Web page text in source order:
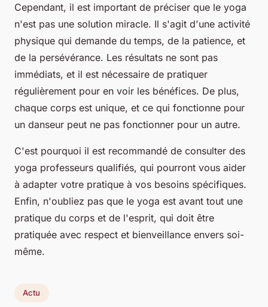
Cependant, il est important de préciser que le yoga
n'est pas une solution miracle. Il s'agit d'une activité
physique qui demande du temps, de la patience, et
de la persévérance. Les résultats ne sont pas
immédiats, et il est nécessaire de pratiquer
régulièrement pour en voir les bénéfices. De plus,
chaque corps est unique, et ce qui fonctionne pour
un danseur peut ne pas fonctionner pour un autre.
C'est pourquoi il est recommandé de consulter des
yoga professeurs qualifiés, qui pourront vous aider
à adapter votre pratique à vos besoins spécifiques.
Enfin, n'oubliez pas que le yoga est avant tout une
pratique du corps et de l'esprit, qui doit être
pratiquée avec respect et bienveillance envers soi-
même.
Actu